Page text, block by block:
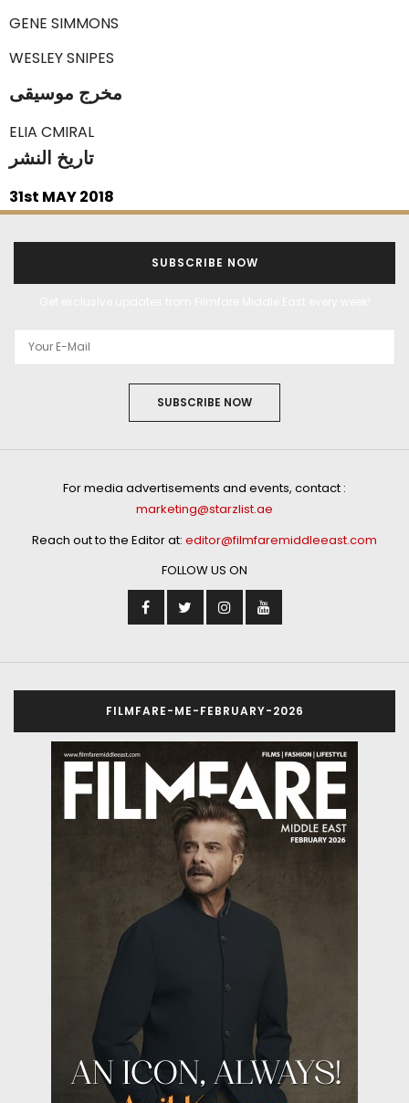
GENE SIMMONS
WESLEY SNIPES
مخرج موسيقى
ELIA CMIRAL
تاريخ النشر
31st MAY 2018
SUBSCRIBE NOW
SUBSCRIBE NOW
For media advertisements and events, contact :
marketing@starzlist.ae
Reach out to the Editor at: editor@filmfaremiddleeast.com
FOLLOW US ON
FILMFARE-ME-FEBRUARY-2026